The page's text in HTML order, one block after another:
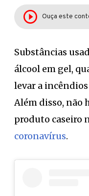
Ouça este
Substâncias
álcool em gel,
levar a
Além disso, não
produto caseiro
coronavírus.